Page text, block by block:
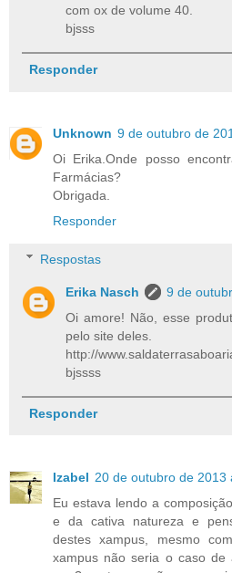
com ox de volume 40.
bjsss
Responder
Unknown 9 de outubro de
Oi Erika.Onde posso
Farmácias?
Obrigada.
Responder
Respostas
Erika Nasch
9 de
Oi amore! Não, esse
pelo site deles.
http://
bjssss
Responder
Izabel 20 de outubro de 2013
Eu estava lendo a
e da cativa natureza e
destes xampus, mesmo
xampus não seria o caso